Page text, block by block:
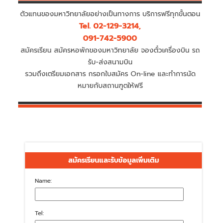
ตัวแทนของมหาวิทยาลัยอย่างเป็นทางการ บริการฟรีทุกขั้นตอน
Tel. 02-129-3214,
091-742-5900
สมัครเรียน สมัครหอพักของมหาวิทยาลัย จองตั๋วเครื่องบิน รถ
รับ-ส่งสนามบิน
รวมถึงเตรียมเอกสาร กรอกใบสมัคร On-line และทำการนัด
หมายกับสถานฑูตให้ฟรี
สมัครเรียนและรับข้อมูลเพิ่มเติม
Name:
Tel: